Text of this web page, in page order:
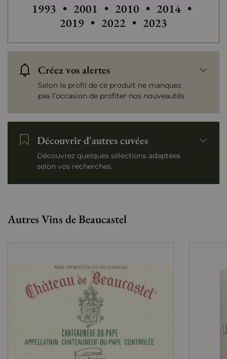
Autres millésimes de Beaucastel
1993 • Autres millésimes de Beaucastel
2001 • 2010 • Autres
2014 •
2019 • Autres millésimes de
2022 • Autres millésimes
2023
Créez vos alertes
Selon le profil de ce produit ne manquez
pas l’occasion de profiter nos nouveautés
Découvrir d'autres cuvées
Découvrez quelques sélections adaptées
selon vos recherches.
Autres Vins de Beaucastel